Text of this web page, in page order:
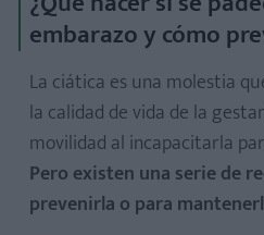
embarazo y cómo
La ciática es una molestia
la calidad de vida de la
movilidad al incapacitarla
Pero existen una serie de
prevenirla o para